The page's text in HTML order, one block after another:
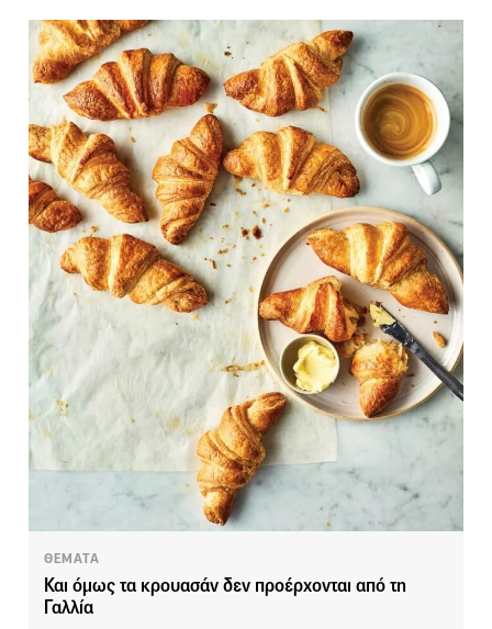
ΘΕΜΑΤΑ
Και όμως τα κρουασάν δεν προέρχονται από τη
Γαλλία